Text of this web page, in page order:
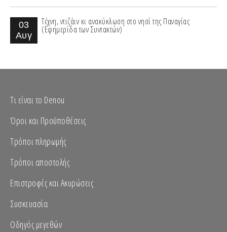
03
Αυγ
Τέχνη, ντιζάιν κι ανακύκλωση στο νησί της Παναγίας
(Εφημερίδα των Συντακτών)
Τι είναι το Denou
Όροι και Προϋποθέσεις
Τρόποι πληρωμής
Τρόποι αποστολής
Επιστροφές και Ακυρώσεις
Συσκευασία
Οδηγός μεγεθών